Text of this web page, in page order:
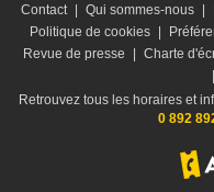
Contact Qui sommes-nous
Politique de cookies
Revue de presse
Charte
Retrouvez tous les horaires et
0 892